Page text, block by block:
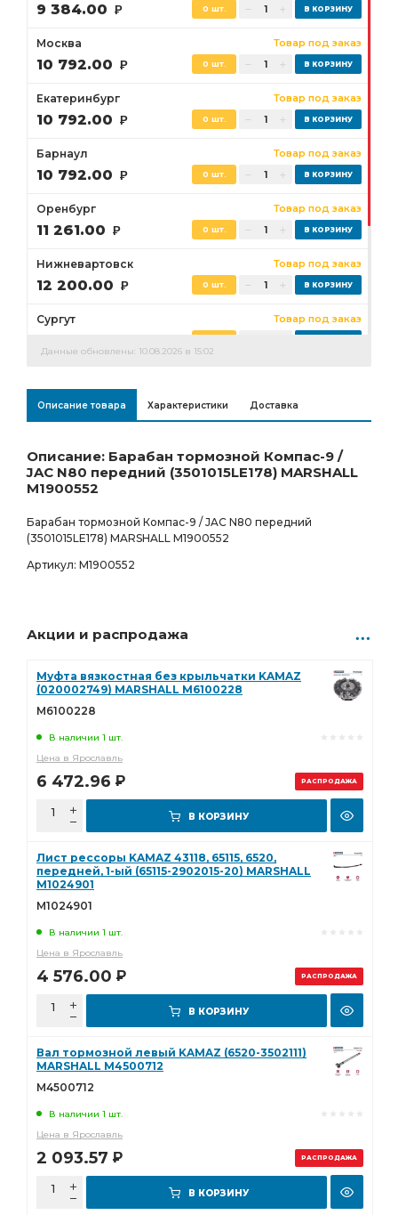
9 384.00 Р 0 шт.
Москва Товар под заказ
10 792.00 Р 0 шт.
Екатеринбург Товар под заказ
10 792.00 Р 0 шт.
Барнаул Товар под заказ
10 792.00 Р 0 шт.
Оренбург Товар под заказ
11 261.00 Р 0 шт.
Нижневартовск Товар под заказ
12 200.00 Р 0 шт.
Сургут Товар под заказ
10 792.00 Р
Данные обновлены: 10.08.2026 в 15:02
Описание товара Характеристики Доставка
Описание: Барабан тормозной Компас-9 /
JAC N80 передний (3501015LE178) MARSHALL
M1900552
Барабан тормозной Компас-9 / JAC N80 передний
(3501015LE178) MARSHALL M1900552
Артикул: M1900552
Акции и распродажа
РАСПРОДАЖА
Муфта вязкостная без крыльчатки KAMAZ
(020002749) MARSHALL M6100228
M6100228
В наличии 1 шт.
Цена в Ярославль
6 472.96 Р
В КОРЗИНУ
РАСПРОДАЖА
Лист рессоры KAMAZ 43118, 65115, 6520,
передней, 1-ый (65115-2902015-20) MARSHALL
M1024901
M1024901
В наличии 1 шт.
Цена в Ярославль
4 576.00 Р
В КОРЗИНУ
РАСПРОДАЖА
Вал тормозной левый KAMAZ (6520-3502111)
MARSHALL M4500712
M4500712
В наличии 1 шт.
Цена в Ярославль
2 093.57 Р
В КОРЗИНУ